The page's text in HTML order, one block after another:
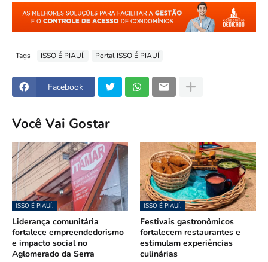
Tags ISSO É PIAUÍ. Portal ISSO É PIAUÍ
Facebook
Você Vai Gostar
ISSO É PIAUÍ.
Liderança comunitária
fortalece empreendedorismo
e impacto social no
Aglomerado da Serra
ISSO É PIAUÍ.
Festivais gastronômicos
fortalecem restaurantes e
estimulam experiências
culinárias